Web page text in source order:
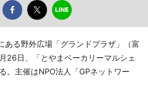
る野外広場「グランドプラザ」（富
26日、「とやまベーカリーマルシェ
。主催はNPO法人「GPネットワー